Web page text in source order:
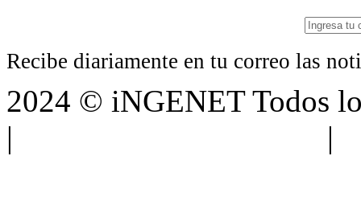
Recibe diariamente en tu correo las
2024 © iNGENET Todos
|
|